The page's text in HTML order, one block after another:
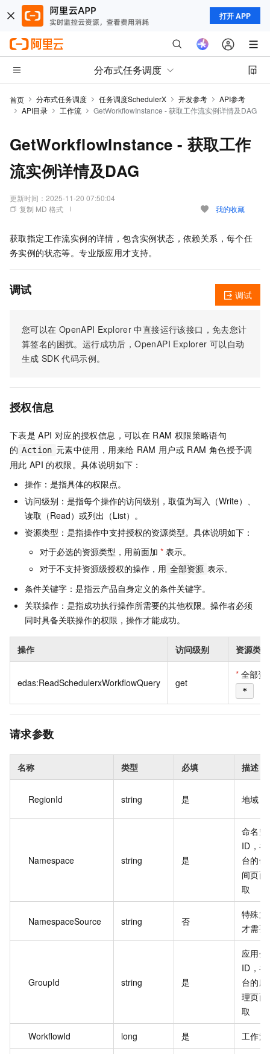
打开 APP
分布式任务调度
首页 分布式任务调度 任务调度SchedulerX 开发参考
API参考
API目录
工作流 GetWorkflowInstance - 获取工作流实例详情及DAG
GetWorkflowInstance - 获取工作
流实例详情及DAG
更新时间： 2025-11-20 07:50:04
复制 MD 格式
我的收藏
获取指定工作流实例的详情，包含实例状态，依赖关系，每个任
务实例的状态等。专业版应用才支持。
调试
您可以在 OpenAPI Explorer 中直接运行该接口，免去您计
算签名的困扰。运行成功后，OpenAPI Explorer 可以自动
生成 SDK 代码示例。
调试
授权信息
下表是 API 对应的授权信息，可以在 RAM 权限策略语句
的 Action 元素中使用，用来给 RAM 用户或 RAM 角色授予调
用此 API 的权限。具体说明如下：
操作：是指具体的权限点。
访问级别：是指每个操作的访问级别，取值为写入（Write）、
读取（Read）或列出（List）。
资源类型：是指操作中支持授权的资源类型。具体说明如下：
对于必选的资源类型，用前面加 * 表示。
对于不支持资源级授权的操作，用 全部资源 表示。
条件关键字：是指云产品自身定义的条件关键字。
关联操作：是指成功执行操作所需要的其他权限。操作者必须
同时具备关联操作的权限，操作才能成功。
操作 访问级别 资源类型
edas:ReadSchedulerxWorkflowQuery get
* 全部资
*
请求参数
名称 类型 必填 描述
RegionId string 是 地域 ID
Namespace string 是
命名空
ID，
台的
间页
取
NamespaceSource string 否
特殊第
才需要
GroupId string 是
应用分
ID，
台的
理页面
取
WorkflowId long 是 工作